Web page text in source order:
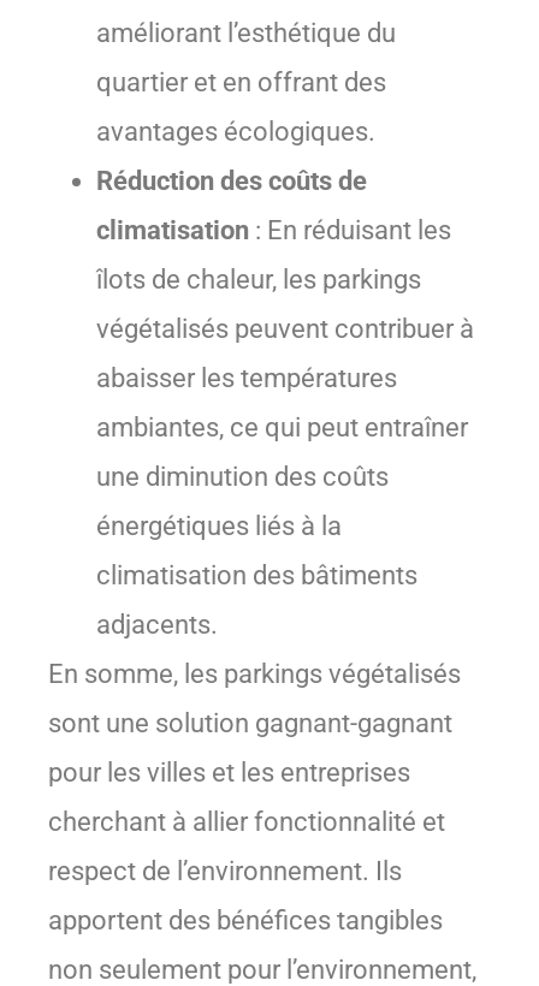
améliorant l’esthétique du
quartier et en offrant des
avantages écologiques.
Réduction des coûts de
climatisation : En réduisant les
îlots de chaleur, les parkings
végétalisés peuvent contribuer à
abaisser les températures
ambiantes, ce qui peut entraîner
une diminution des coûts
énergétiques liés à la
climatisation des bâtiments
adjacents.
En somme, les parkings végétalisés
sont une solution gagnant-gagnant
pour les villes et les entreprises
cherchant à allier fonctionnalité et
respect de l’environnement. Ils
apportent des bénéfices tangibles
non seulement pour l’environnement,